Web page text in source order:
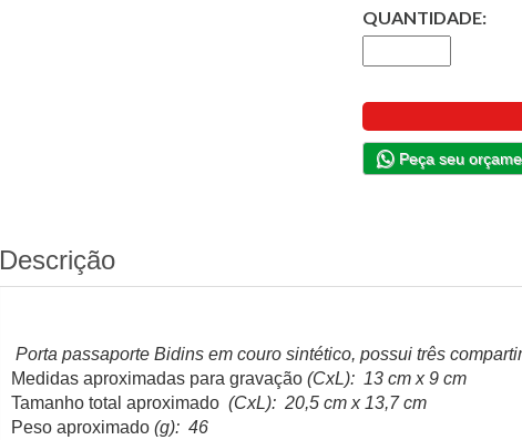
QUANTIDADE:
Peça seu
Descrição
Porta passaporte Bidins em couro sintético, possui três
Medidas aproximadas para gravação (CxL): 13 cm x 9 cm
Tamanho total aproximado (CxL): 20,5 cm x 13,7 cm
Peso aproximado (g): 46